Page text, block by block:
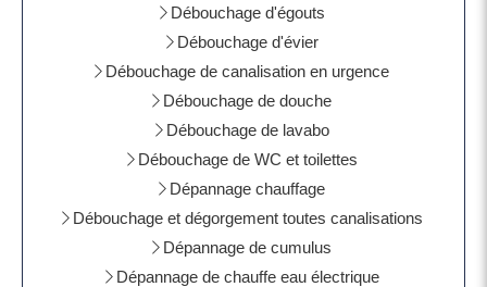
Débouchage d'égouts
Débouchage d'évier
Débouchage de canalisation en urgence
Débouchage de douche
Débouchage de lavabo
Débouchage de WC et toilettes
Dépannage chauffage
Débouchage et dégorgement toutes canalisations
Dépannage de cumulus
Dépannage de chauffe eau électrique